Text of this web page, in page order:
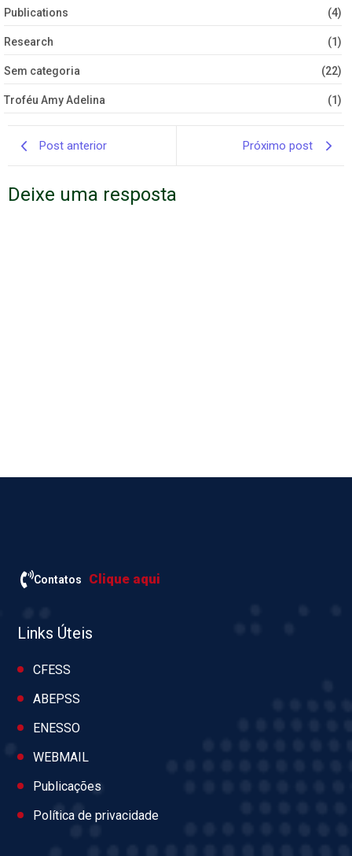
Publications (4)
Research (1)
Sem categoria (22)
Troféu Amy Adelina (1)
Post anterior Próximo post
Deixe uma resposta
Contatos Clique aqui
Links Úteis
CFESS
ABEPSS
ENESSO
WEBMAIL
Publicações
Política de privacidade